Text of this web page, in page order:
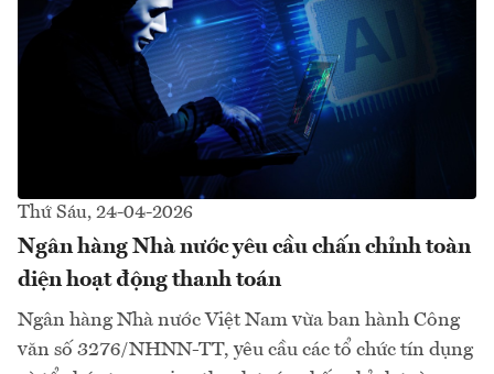
Thứ Sáu, 24-04-2026
Ngân hàng Nhà nước yêu cầu chấn chỉnh toàn
diện hoạt động thanh toán
Ngân hàng Nhà nước Việt Nam vừa ban hành Công
văn số 3276/NHNN-TT, yêu cầu các tổ chức tín dụng